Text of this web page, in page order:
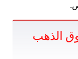
الذهب